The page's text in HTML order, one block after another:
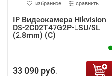
избранное сравнить
IP Видеокамера Hikvision
DS-2CD2T47G2P-LSU/SL
(2.8mm) (C)
33 090 руб.